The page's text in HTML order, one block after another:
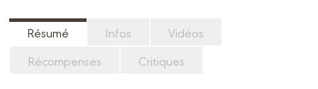
Résumé Infos
Vidéos
Récompenses
Critiques